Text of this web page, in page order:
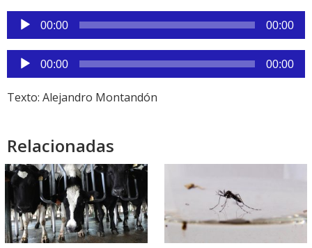
Reproductor
de
audio
00:00 00:00
Reproductor
de
audio
00:00 00:00
Texto: Alejandro Montandón
Relacionadas